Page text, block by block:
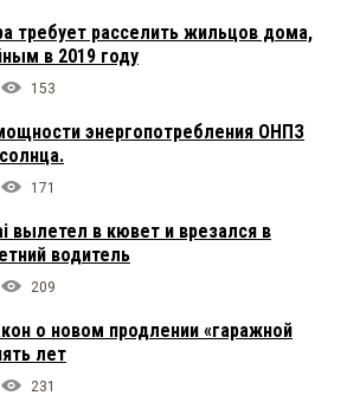
требует расселить жильцов дома,
в 2019 году
153
энергопотребления ОНПЗ
171
вылетел в кювет и врезался в
водитель
209
о новом продлении «гаражной
лет
231